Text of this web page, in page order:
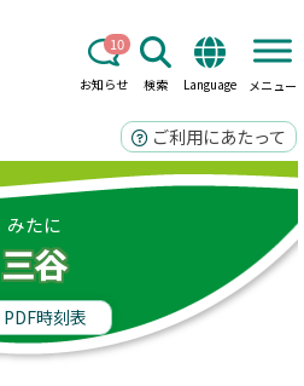
お知らせ
10
検索 Language メニュー
ご利用にあたって
みたに
三谷
PDF時刻表